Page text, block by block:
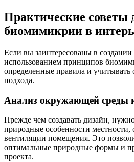
Практические советы
биомимикрии в
Если вы заинтересованы в создании
использованием принципов
определенные правила и учитывать
подхода.
Анализ окружающей среды
Прежде чем создавать дизайн,
природные особенности местности,
вентиляции помещения. Это
оптимальные природные формы и
проекта.